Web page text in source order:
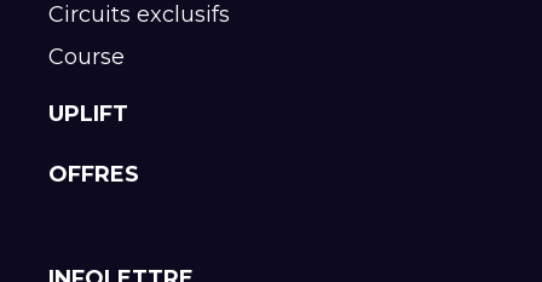
Circuits exclusifs
Course
UPLIFT
OFFRES